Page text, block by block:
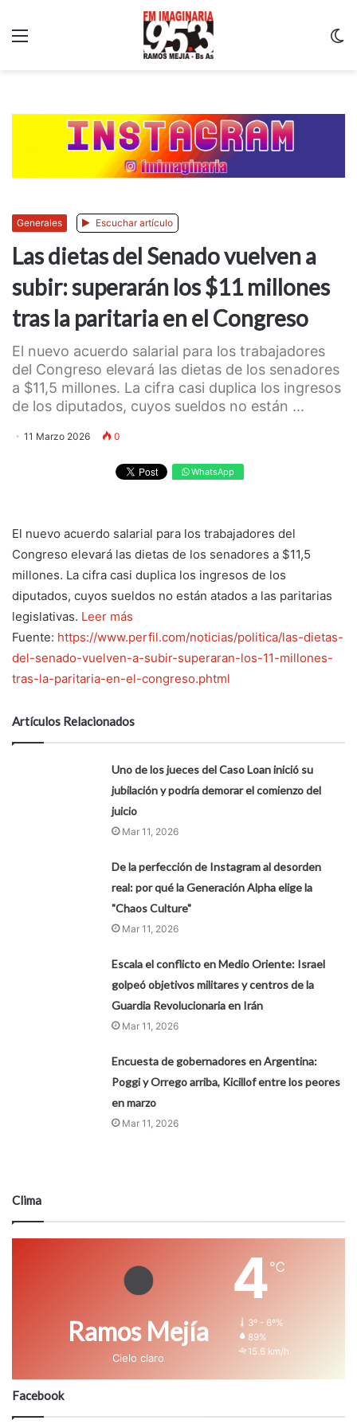
Generales Escuchar artículo
Las dietas del Senado vuelven a
subir: superarán los $11 millones
tras la paritaria en el Congreso
El nuevo acuerdo salarial para los trabajadores
del Congreso elevará las dietas de los senadores
a $11,5 millones. La cifra casi duplica los ingresos
de los diputados, cuyos sueldos no están ...
11 Marzo 2026 0
WhatsApp
El nuevo acuerdo salarial para los trabajadores del
Congreso elevará las dietas de los senadores a $11,5
millones. La cifra casi duplica los ingresos de los
diputados, cuyos sueldos no están atados a las paritarias
legislativas. Leer más
Fuente: https://www.perfil.com/noticias/politica/las-dietas-
del-senado-vuelven-a-subir-superaran-los-11-millones-
tras-la-paritaria-en-el-congreso.phtml
Artículos Relacionados
Uno de los jueces del Caso Loan inició su
jubilación y podría demorar el comienzo del
juicio
Mar 11, 2026
De la perfección de Instagram al desorden
real: por qué la Generación Alpha elige la
"Chaos Culture"
Mar 11, 2026
Escala el conflicto en Medio Oriente: Israel
golpeó objetivos militares y centros de la
Guardia Revolucionaria en Irán
Mar 11, 2026
Encuesta de gobernadores en Argentina:
Poggi y Orrego arriba, Kicillof entre los peores
en marzo
Mar 11, 2026
Clima
Ramos Mejía
Cielo claro
4℃
3º - 6º%
89%
15.6 km/h
Facebook